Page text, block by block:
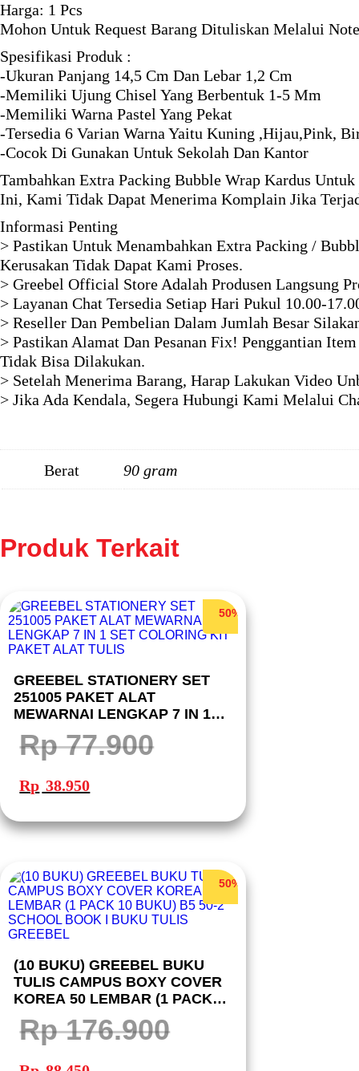
Harga: 1 Pcs
Mohon Untuk Request Barang Dituliskan Melalui
Spesifikasi Produk :
-Ukuran Panjang 14,5 Cm Dan Lebar 1,2 Cm
-Memiliki Ujung Chisel Yang Berbentuk 1-5 Mm
-Memiliki Warna Pastel Yang Pekat
-Tersedia 6 Varian Warna Yaitu Kuning ,Hijau,Pink,
-Cocok Di Gunakan Untuk Sekolah Dan Kantor
Tambahkan Extra Packing Bubble Wrap Kardus
Ini, Kami Tidak Dapat Menerima Komplain Jika
Informasi Penting
> Pastikan Untuk Menambahkan Extra Packing /
Kerusakan Tidak Dapat Kami Proses.
> Greebel Official Store Adalah Produsen Langsung
> Layanan Chat Tersedia Setiap Hari Pukul 10.00-
> Reseller Dan Pembelian Dalam Jumlah Besar
> Pastikan Alamat Dan Pesanan Fix! Penggantian
Tidak Bisa Dilakukan.
> Setelah Menerima Barang, Harap Lakukan Video
> Jika Ada Kendala, Segera Hubungi Kami Melalui
Berat 90 gram
Produk Terkait
50%
GREEBEL STATIONERY SET
251005 PAKET ALAT
MEWARNAI LENGKAP 7 IN 1
SET COLORING KIT PAKET
ALAT TULIS
Rp77.900
Harga
adalah:
Rp 77.900.
Rp 38.950ini
adalah:
50%
(10 BUKU) GREEBEL BUKU
TULIS CAMPUS BOXY COVER
KOREA 50 LEMBAR (1 PACK
10 BUKU) B5 50-2 SCHOOL
BOOK I BUKU TULIS GREEBEL
Rp176.900
Harga